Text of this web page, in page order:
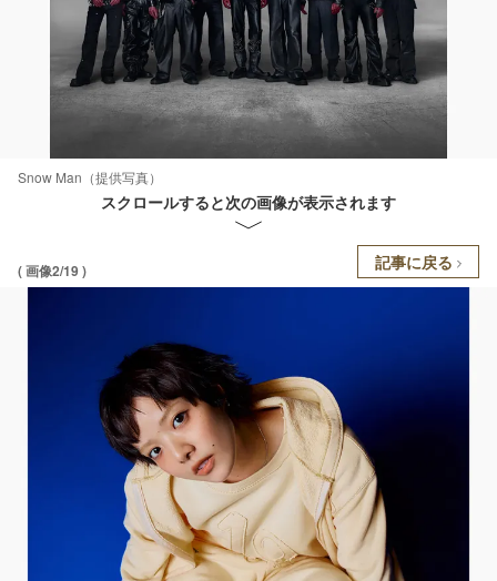
Snow Man（提供写真）
スクロールすると次の画像が表示されます
( 画像2/19 ) 記事に戻る